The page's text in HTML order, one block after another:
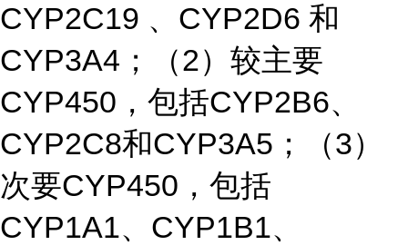
CYP2C19 、CYP2D6 和
CYP3A4；（2）较主要
CYP450，包括CYP2B6、
CYP2C8和CYP3A5；（3）
次要CYP450，包括
CYP1A1、CYP1B1、